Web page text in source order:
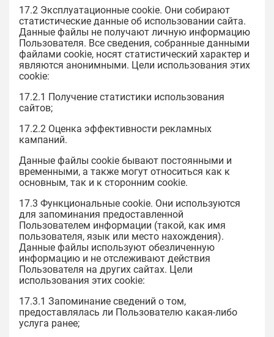
17.2 Эксплуатационные cookie. Они собирают
статистические данные об использовании сайта.
Данные файлы не получают личную информацию
Пользователя. Все сведения, собранные данными
файлами cookie, носят статистический характер и
являются анонимными. Цели использования этих
cookie:
17.2.1 Получение статистики использования
сайтов;
17.2.2 Оценка эффективности рекламных
кампаний.
Данные файлы cookie бывают постоянными и
временными, а также могут относиться как к
основным, так и к сторонним cookie.
17.3 Функциональные cookie. Они используются
для запоминания предоставленной
Пользователем информации (такой, как имя
пользователя, язык или место нахождения).
Данные файлы используют обезличенную
информацию и не отслеживают действия
Пользователя на других сайтах. Цели
использования этих cookie:
17.3.1 Запоминание сведений о том,
предоставлялась ли Пользователю какая-либо
услуга ранее;